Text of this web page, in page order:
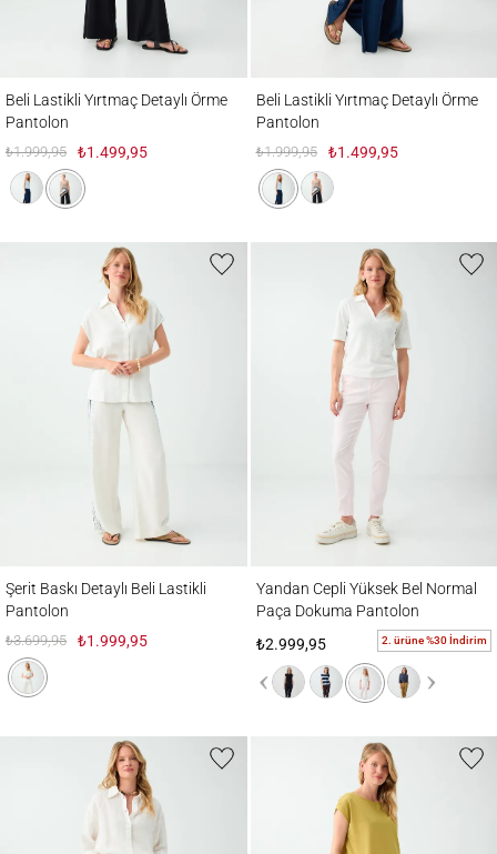
Beli Lastikli Yırtmaç Detaylı Örme
Pantolon
₺1.999,95 ₺1.499,95
Beli Lastikli Yırtmaç Detaylı Örme
Pantolon
₺1.999,95 ₺1.499,95
Şerit Baskı Detaylı Beli Lastikli
Pantolon
₺3.699,95 ₺1.999,95
Yandan Cepli Yüksek Bel Normal
Paça Dokuma Pantolon
₺2.999,95
2. ürüne %30 İndirim